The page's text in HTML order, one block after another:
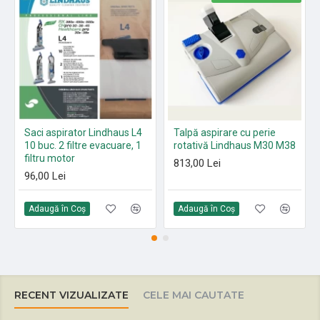
Saci aspirator Lindhaus L4
10 buc. 2 filtre evacuare, 1
filtru motor
96,00 Lei
Adaugă în Coş
Talpă aspirare cu perie
rotativă Lindhaus M30 M38
813,00 Lei
Adaugă în Coş
RECENT VIZUALIZATE CELE MAI CAUTATE